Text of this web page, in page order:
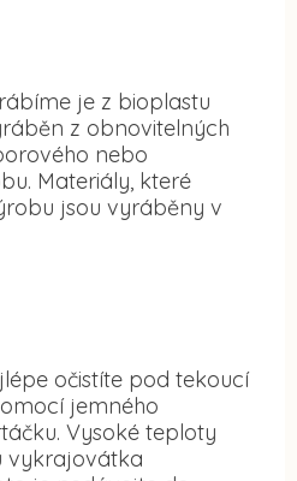
je z bioplastu
z obnovitelných
nebo
Materiály, které
jsou vyráběny v
očistíte pod tekoucí
jemného
Vysoké teploty
vykrajovátka